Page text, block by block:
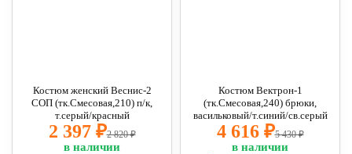
Костюм женский Веснис-2
СОП (тк.Смесовая,210) п/к,
т.серый/красный
2 397 ₽2 820 ₽
в наличии
Костюм Вектрон-1
(тк.Смесовая,240) брюки,
васильковый/т.синий/св.серый
4 616 ₽5 430 ₽
в наличии